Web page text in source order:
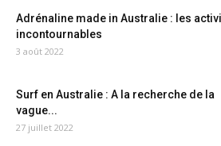
Adrénaline made in Australie : les
incontournables
3 août 2022
Surf en Australie : A la recherche de la
vague...
27 juillet 2022